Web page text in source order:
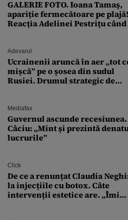
GALERIE FOTO. Ioana Tamaş,
apariție fermecătoare pe plajă!
Reacția Adelinei Pestrițu când
Adevarul
Ucrainenii aruncă în aer „tot
mișcă” pe o șosea din sudul
Rusiei. Drumul strategic de
Mediafax
Guvernul ascunde recesiunea.
Câciu: „Mint și prezintă
lucrurile”
Click
De ce a renunțat Claudia
la injecțiile cu botox. Câte
intervenții estetice are. „Îmi